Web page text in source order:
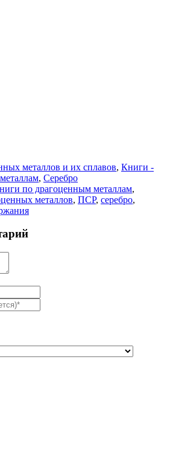
металлов и их сплавов, Книги -
, Серебро
по драгоценным металлам,
металлов, ПСР, серебро,